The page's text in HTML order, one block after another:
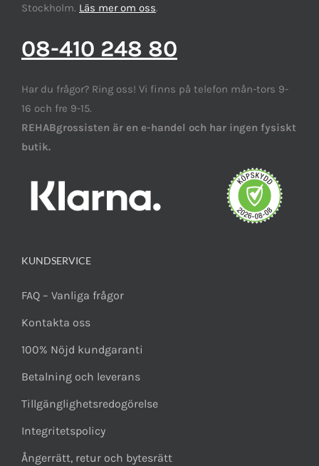
Stockholm. Läs mer om oss.
08-410 248 80
Har du frågor? Ring oss! Vi finns på telefon mån-tors 9-
16 och fre 9-15.
REHABgrossisten är en e-handel och har ingen fysiskt
butik.
KUNDSERVICE
FAQ – Vanliga frågor
Kontakta oss
100% Nöjd kundgaranti
Betalning och leverans
Tillgänglighetsredogörelse
Integritetspolicy
Ångerrätt, retur och bytesrätt